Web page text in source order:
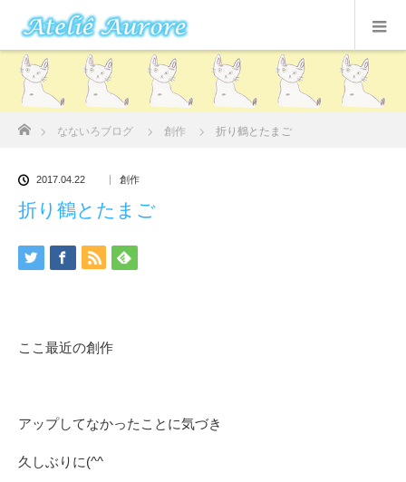
ホーム
なないろブログ 創作 折り鶴とたまご
2017.04.22 創作
折り鶴とたまご
ここ最近の創作
アップしてなかったことに気づき
久しぶりに(^^ゞ